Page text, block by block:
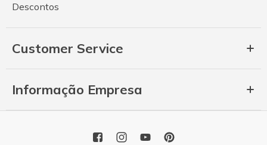
Descontos
Customer Service
Informação Empresa